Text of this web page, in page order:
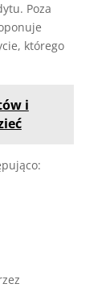
Poza
którego
i